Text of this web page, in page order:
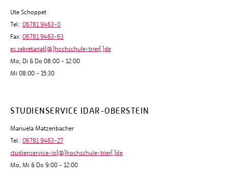
Ute Schoppet
Tel.: 06781 9463-0
Fax: 06781 9463-63
es.sekretariat[@]hochschule-trier[.]de
Mo, Di & Do 08:00 - 12:00
Mi 08:00 - 15:30
STUDIENSERVICE IDAR-OBERSTEIN
Manuela Matzenbacher
Tel.: 06781 9463-27
studienservice-io[@]hochschule-trier[.]de
Mo, Mi & Do 9:00 - 12:00